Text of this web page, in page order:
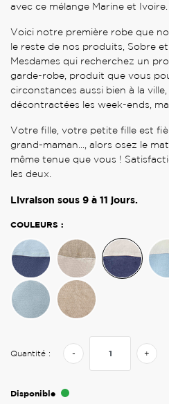
avec ce mélange Marine et Ivoire.
Voici notre première robe que
le reste de nos produits, Sobre
Mesdames qui recherchez un
garde-robe, produit que vous
circonstances aussi bien à la
décontractées les week-ends,
Votre fille, votre petite fille est
grand-maman..., alors osez le
même tenue que vous !
les deux.
Livraison sous 9 à 11 jours.
COULEURS :
Quantité : - +
Disponible